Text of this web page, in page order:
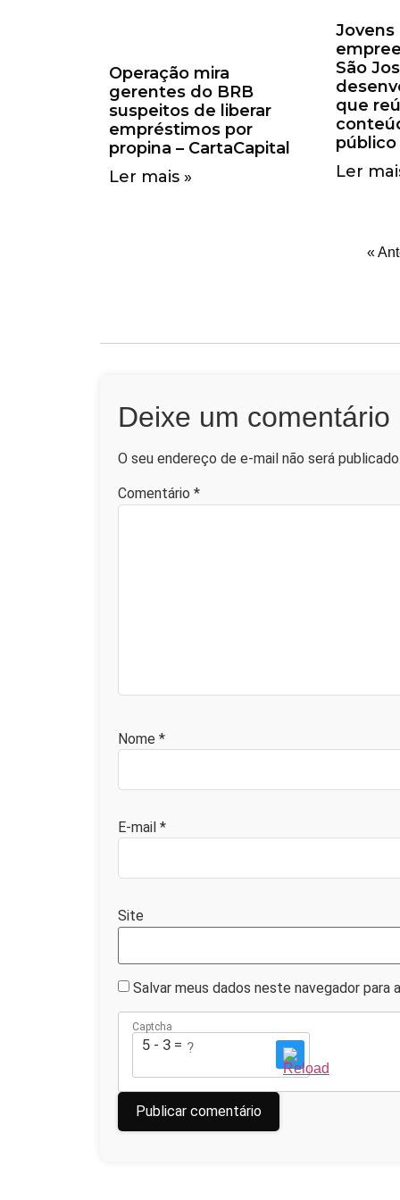
Operação mira
gerentes do BRB
suspeitos de liberar
empréstimos por
propina – CartaCapital
Ler mais »
Jovens
São
que
Ler
«
Deixe um comentário
O seu endereço de e-mail não será
Comentário *
Nome *
E-mail *
Site
Salvar meus dados neste navegador para
Captcha
5 - 3 = ?